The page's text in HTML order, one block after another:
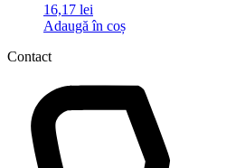
16,17 lei
Adaugă în coș
Contact